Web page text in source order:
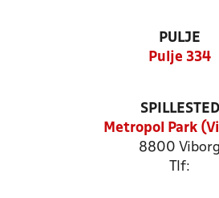
PULJE
Pulje 334
SPILLESTED
Metropol Park
8800 Viborg
Tlf: